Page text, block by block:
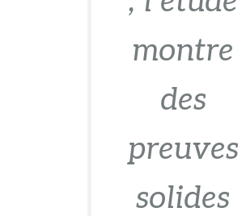
montre
des
preuves
solides